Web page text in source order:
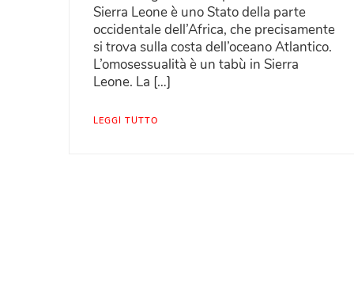
Sierra Leone è uno Stato della parte
occidentale dell’Africa, che precisamente
si trova sulla costa dell’oceano Atlantico.
L’omosessualità è un tabù in Sierra
Leone. La […]
LEGGI TUTTO